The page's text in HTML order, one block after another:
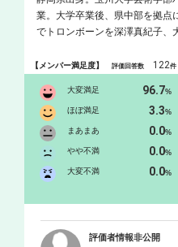
業。大学卒業後、県中部を拠点
でトロンボーンを深澤真紀子、
【メンバー満足度】評価回答数 122件
大変満足 96.7%
ほぼ満足 3.3%
まあまあ 0.0%
やや不満 0.0%
大変不満 0.0%
評価者情報非公開